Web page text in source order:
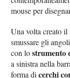
mouse per
Una volta creato il
smussare gli
con lostrumento
a sinistra nella
forma dicerchi